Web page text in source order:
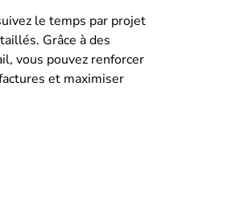
le temps par projet
Grâce à des
vous pouvez renforcer
et maximiser